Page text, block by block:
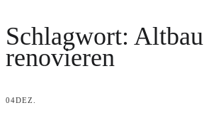
Schlagwort: Altbau
renovieren
04DEZ.